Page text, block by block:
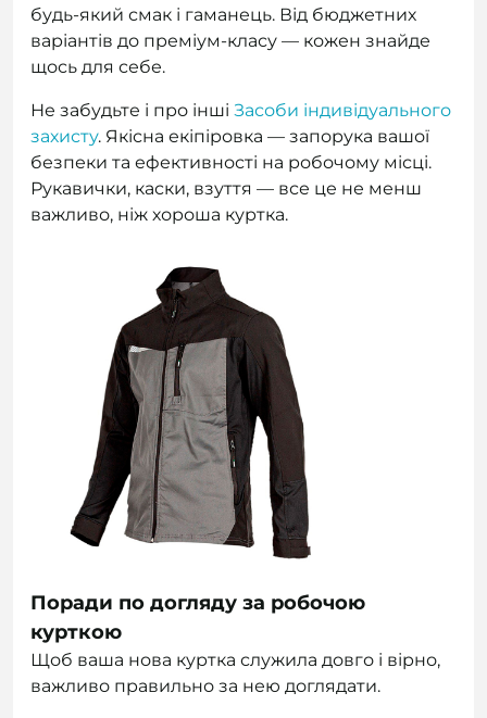
будь-який смак і гаманець. Від бюджетних
варіантів до преміум-класу — кожен знайде
щось для себе.
Не забудьте і про інші Засоби індивідуального
захисту. Якісна екіпіровка — запорука вашої
безпеки та ефективності на робочому місці.
Рукавички, каски, взуття — все це не менш
важливо, ніж хороша куртка.
Поради по догляду за робочою
курткою
Щоб ваша нова куртка служила довго і вірно,
важливо правильно за нею доглядати.